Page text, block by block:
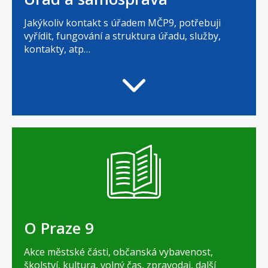
Jakýkoliv kontakt s úřadem MČP9, potřebuji
vyřídit, fungování a struktura úřadu, služby,
kontakty, atp…
O Praze 9
Akce městské části, občanská vybavenost,
školství, kultura, volný čas, zpravodaj, další